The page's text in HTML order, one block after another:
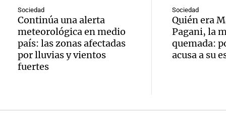
de
Amamos
Episodios
clave
teatro
la
la
todos
Audio.
Sociedad
Continúa una alerta
meteorológica en medio
país: las zonas afectadas
por lluvias y vientos
fuertes
Sociedad
Quién era
Pagani, la
quemada:
acusa a su